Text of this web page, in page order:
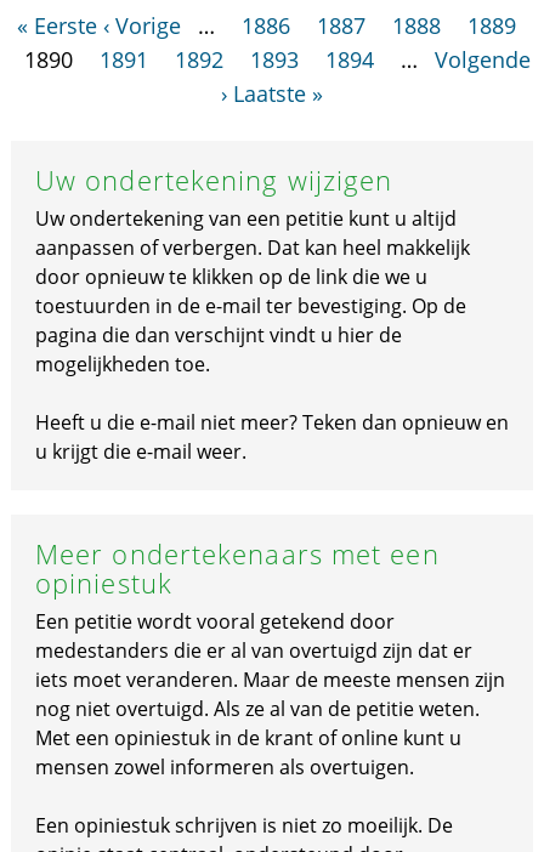
« Eerste ‹ Vorige … 1886 1887 1888
1889
1890
1891 1892 1893 1894 …
Volgende
› Laatste »
Uw ondertekening wijzigen
Uw ondertekening van een petitie kunt u altijd
aanpassen of verbergen. Dat kan heel makkelijk
door opnieuw te klikken op de link die we u
toestuurden in de e-mail ter bevestiging. Op de
pagina die dan verschijnt vindt u hier de
mogelijkheden toe.
Heeft u die e-mail niet meer? Teken dan opnieuw en
u krijgt die e-mail weer.
Meer ondertekenaars met een
opiniestuk
Een petitie wordt vooral getekend door
medestanders die er al van overtuigd zijn dat er
iets moet veranderen. Maar de meeste mensen zijn
nog niet overtuigd. Als ze al van de petitie weten.
Met een opiniestuk in de krant of online kunt u
mensen zowel informeren als overtuigen.
Een opiniestuk schrijven is niet zo moeilijk. De